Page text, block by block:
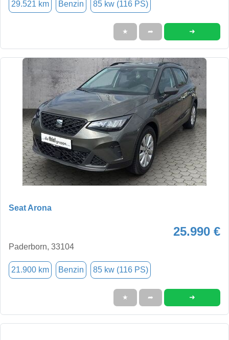
29.521 km Benzin 85 kw (116 PS)
★ ➦ ➜
Seat Arona
25.990 €
Paderborn, 33104
21.900 km Benzin 85 kw (116 PS)
★ ➦ ➜